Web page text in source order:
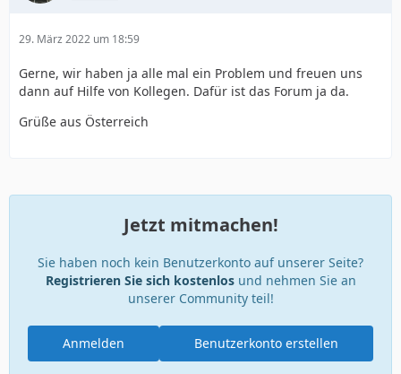
29. März 2022 um 18:59
Gerne, wir haben ja alle mal ein Problem und freuen uns
dann auf Hilfe von Kollegen. Dafür ist das Forum ja da.
Grüße aus Österreich
Jetzt mitmachen!
Sie haben noch kein Benutzerkonto auf unserer Seite?
Registrieren Sie sich kostenlosund nehmen Sie an
unserer Community teil!
Benutzerkonto erstellen
Anmelden